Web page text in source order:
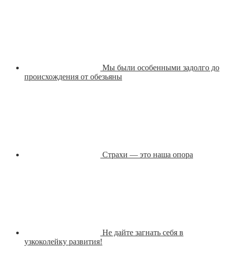
Мы были особенными задолго до
происхождения от обезьяны
Страхи — это наша опора
Не дайте загнать себя в
узкоколейку развития!